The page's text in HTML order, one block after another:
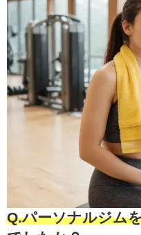
Q.パーソナルジム